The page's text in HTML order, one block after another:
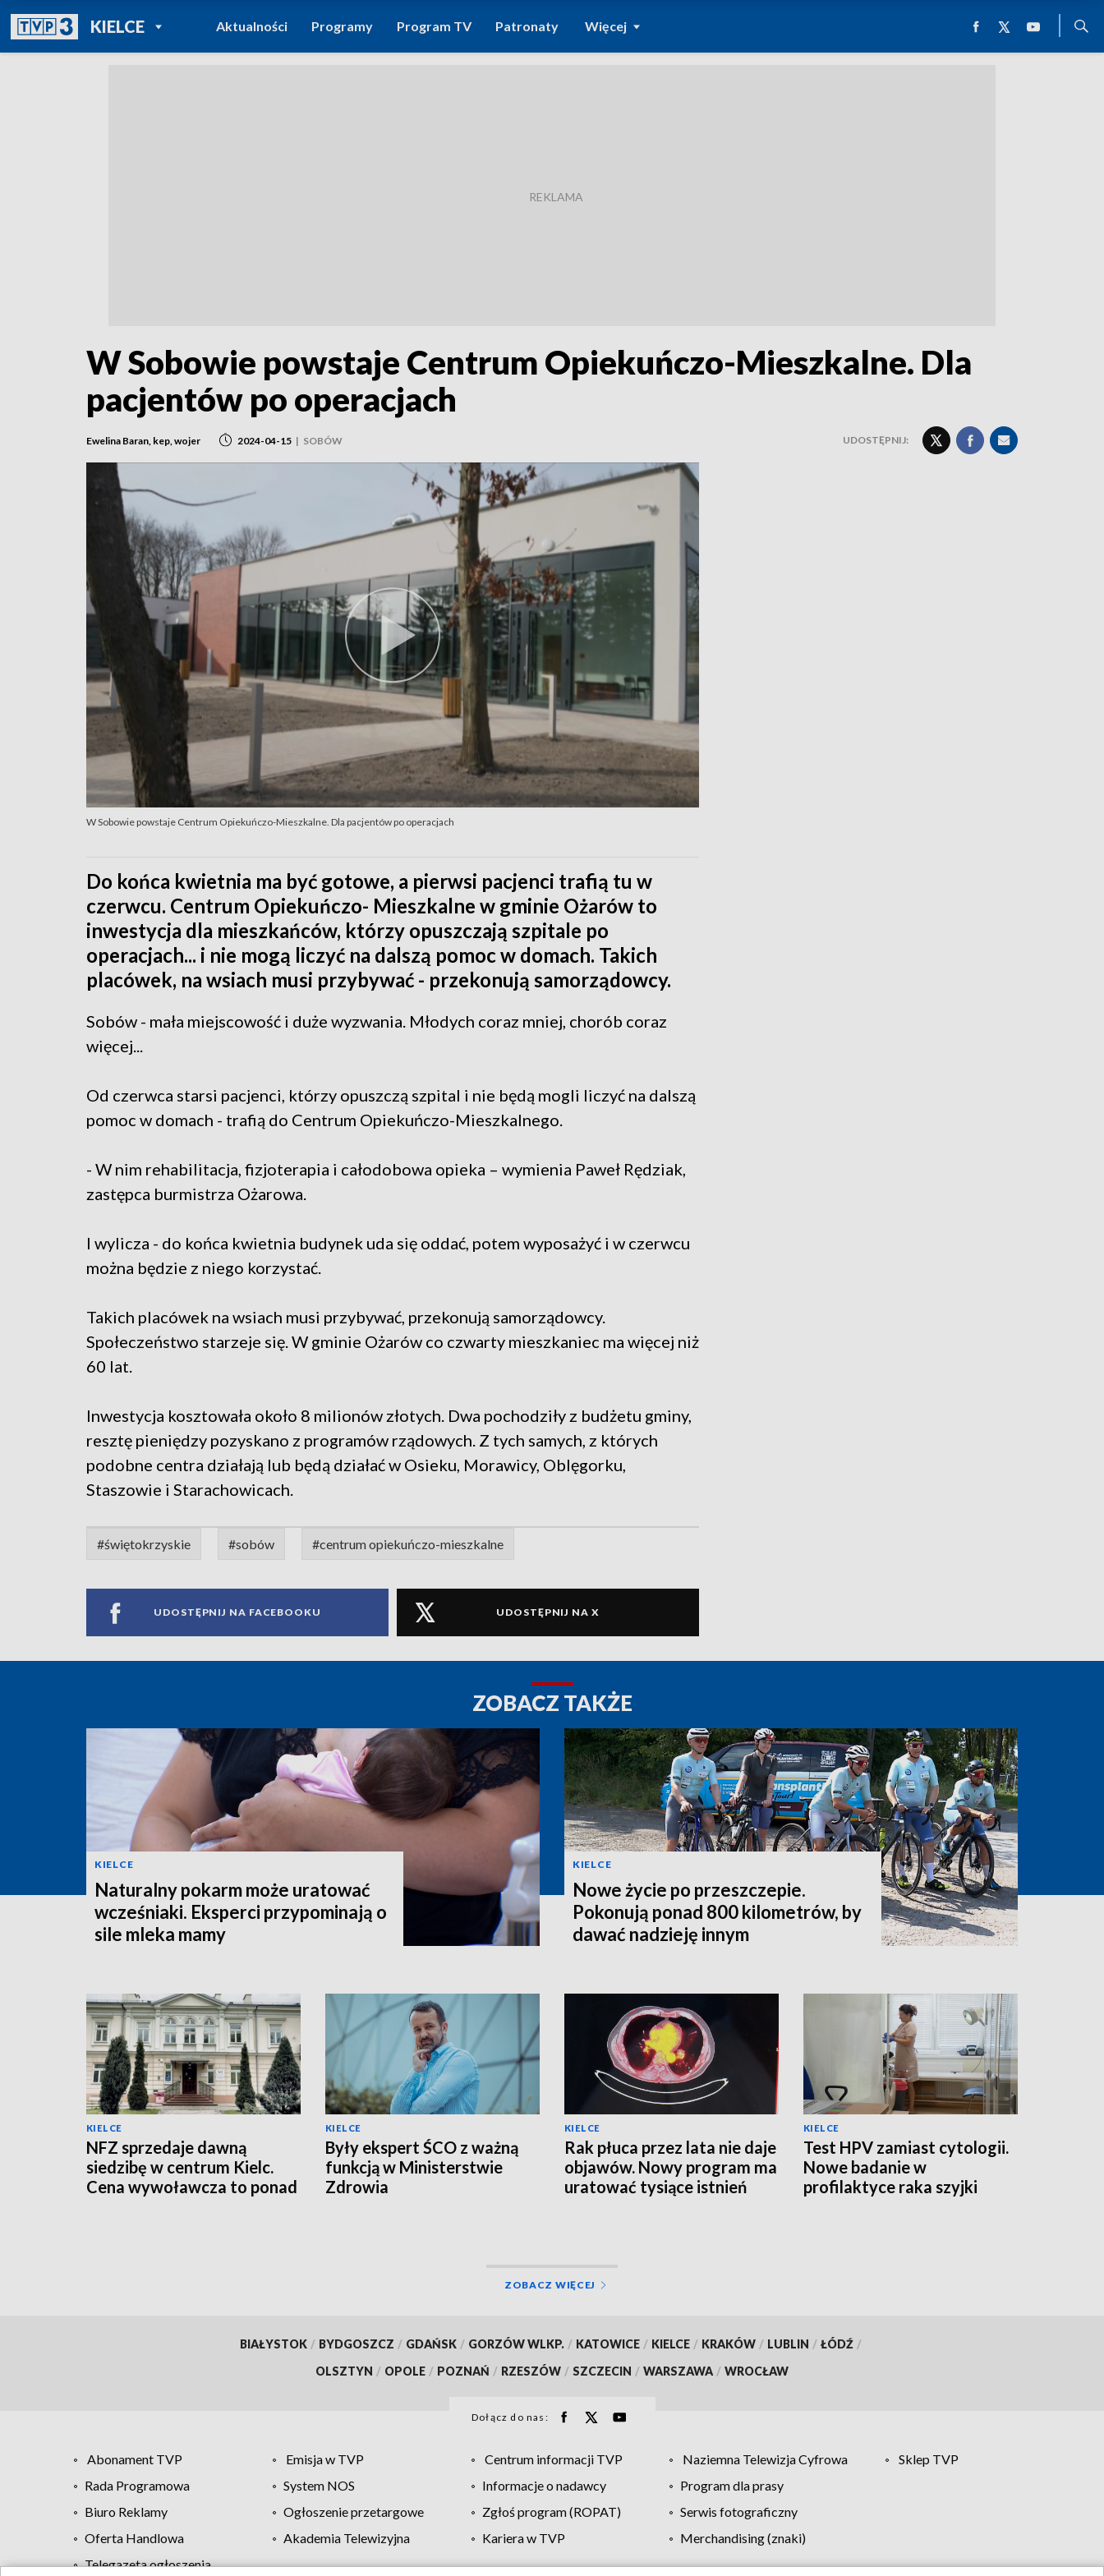
KIELCEPOWRÓT DO
TVP REGIONY
Aktualności Programy Program TV Patronaty Więcej
W Sobowie powstaje Centrum Opiekuńczo-Mieszkalne. Dla
pacjentów po operacjach
Ewelina Baran, kep, wojer 2024-04-15 | SOBÓW UDOSTĘPNIJ:
W Sobowie powstaje Centrum Opiekuńczo-Mieszkalne. Dla pacjentów po operacjach
Do końca kwietnia ma być gotowe, a pierwsi pacjenci trafią tu w
czerwcu. Centrum Opiekuńczo- Mieszkalne w gminie Ożarów to
inwestycja dla mieszkańców, którzy opuszczają szpitale po
operacjach... i nie mogą liczyć na dalszą pomoc w domach. Takich
placówek, na wsiach musi przybywać - przekonują samorządowcy.
Sobów - mała miejscowość i duże wyzwania. Młodych coraz mniej, chorób coraz
więcej...
Od czerwca starsi pacjenci, którzy opuszczą szpital i nie będą mogli liczyć na dalszą
pomoc w domach - trafią do Centrum Opiekuńczo-Mieszkalnego.
- W nim rehabilitacja, fizjoterapia i całodobowa opieka – wymienia Paweł Rędziak,
zastępca burmistrza Ożarowa.
I wylicza - do końca kwietnia budynek uda się oddać, potem wyposażyć i w czerwcu
można będzie z niego korzystać.
Takich placówek na wsiach musi przybywać, przekonują samorządowcy.
Społeczeństwo starzeje się. W gminie Ożarów co czwarty mieszkaniec ma więcej niż
60 lat.
Inwestycja kosztowała około 8 milionów złotych. Dwa pochodziły z budżetu gminy,
resztę pieniędzy pozyskano z programów rządowych. Z tych samych, z których
podobne centra działają lub będą działać w Osieku, Morawicy, Oblęgorku,
Staszowie i Starachowicach.
#świętokrzyskie #sobów #centrum opiekuńczo-mieszkalne
UDOSTĘPNIJ NA FACEBOOKU UDOSTĘPNIJ NA X
ZOBACZ TAKŻE
KIELCE
Naturalny pokarm może uratować
wcześniaki. Eksperci przypominają o
sile mleka mamy
KIELCE
Nowe życie po przeszczepie.
Pokonują ponad 800 kilometrów, by
dawać nadzieję innym
KIELCE
NFZ sprzedaje dawną
siedzibę w centrum Kielc.
Cena wywoławcza to ponad
KIELCE
Były ekspert ŚCO z ważną
funkcją w Ministerstwie
Zdrowia
KIELCE
Rak płuca przez lata nie daje
objawów. Nowy program ma
uratować tysiące istnień
KIELCE
Test HPV zamiast cytologii.
Nowe badanie w
profilaktyce raka szyjki
ZOBACZ WIĘCEJ
BIAŁYSTOK / BYDGOSZCZ / GDAŃSK / GORZÓW WLKP. / KATOWICE / KIELCE / KRAKÓW / LUBLIN / ŁÓDŹ /
OLSZTYN / OPOLE / POZNAŃ / RZESZÓW / SZCZECIN / WARSZAWA / WROCŁAW
Dołącz do nas:
Abonament TVP Emisja w TVP Centrum informacji TVP Naziemna Telewizja Cyfrowa
Sklep TVP
Rada Programowa
System NOS Informacje o nadawcy
Program dla prasy
Biuro Reklamy
Ogłoszenie przetargowe Zgłoś program (ROPAT)
Serwis fotograficzny
Oferta Handlowa
Akademia Telewizyjna Kariera w TVP
Merchandising (znaki)
Telegazeta ogłoszenia